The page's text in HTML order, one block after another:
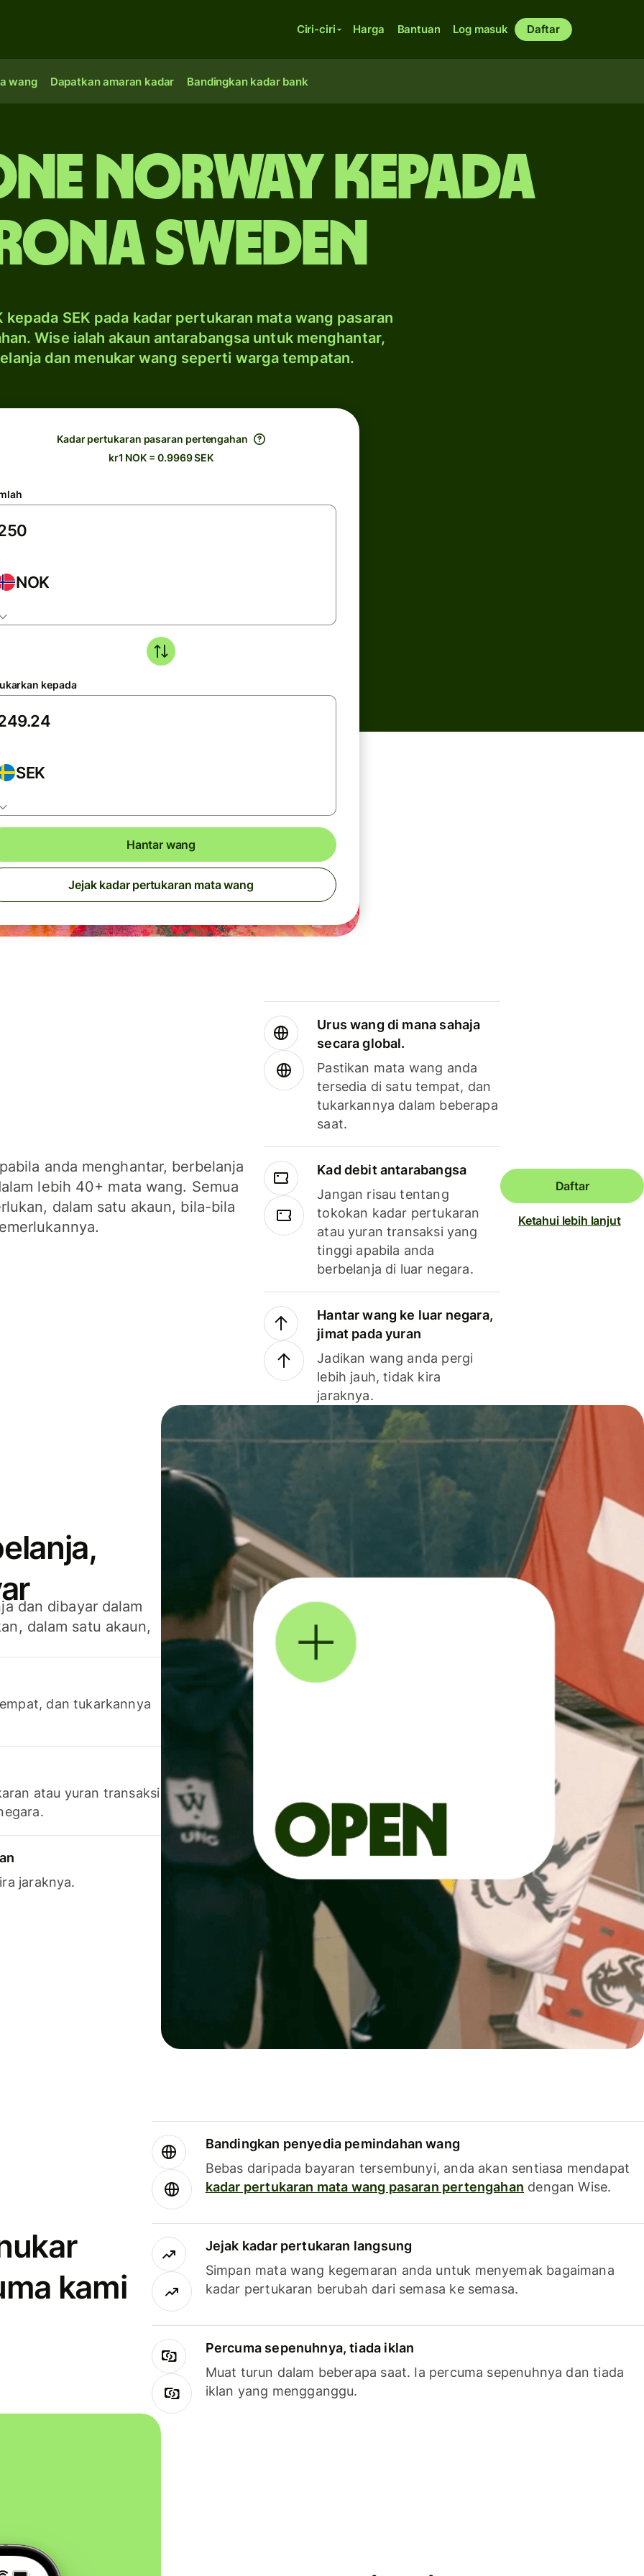
Ciri-ciri Harga Bantuan Log masuk Daftar
wang Dapatkan amaran kadar Bandingkan kadar bank
Norway kepada
Sweden
kepada SEK pada kadar pertukaran mata wang pasaran
Wise ialah akaun antarabangsa untuk menghantar,
dan menukar wang seperti warga tempatan.
Kadar pertukaran pasaran pertengahan
kr1 NOK = 0.9969 SEK
NOK
kepada
SEK
Hantar wang
Jejak kadar pertukaran mata wang
anda menghantar, berbelanja
lebih 40+ mata wang. Semua
dalam satu akaun, bila-bila
Urus wang di mana sahaja
secara global.
Pastikan mata wang anda
tersedia di satu tempat, dan
tukarkannya dalam beberapa
saat.
Kad debit antarabangsa
Jangan risau tentang
tokokan kadar pertukaran
atau yuran transaksi yang
tinggi apabila anda
berbelanja di luar negara.
Hantar wang ke luar negara,
jimat pada yuran
Jadikan wang anda pergi
lebih jauh, tidak kira
jaraknya.
Daftar
Ketahui lebih lanjut
dan dibayar dalam
dalam satu akaun,
dan tukarkannya
atau yuran transaksi
jaraknya.
kami
Bandingkan penyedia pemindahan wang
Bebas daripada bayaran tersembunyi, anda akan sentiasa mendapat
kadar pertukaran mata wang pasaran pertengahan dengan Wise.
Jejak kadar pertukaran langsung
Simpan mata wang kegemaran anda untuk menyemak bagaimana
kadar pertukaran berubah dari semasa ke semasa.
Percuma sepenuhnya, tiada iklan
Muat turun dalam beberapa saat. Ia percuma sepenuhnya dan tiada
iklan yang mengganggu.